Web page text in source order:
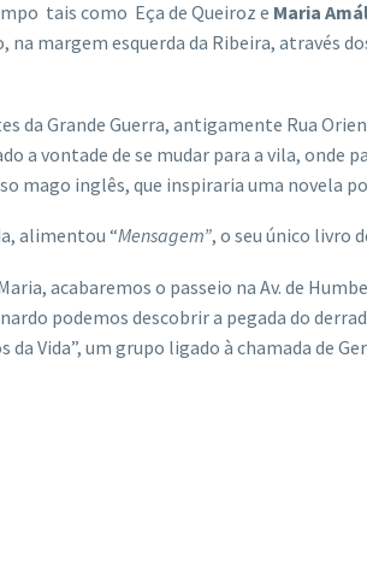
tais como Eça de Queiroz e Maria
margem esquerda da Ribeira, através
Grande Guerra, antigamente Rua
a vontade de se mudar para a vila,
mago inglês, que inspiraria uma novela
alimentou “Mensagem”, o seu único livro
acabaremos o passeio na Av. de
podemos descobrir a pegada do
Vida”, um grupo ligado à chamada de